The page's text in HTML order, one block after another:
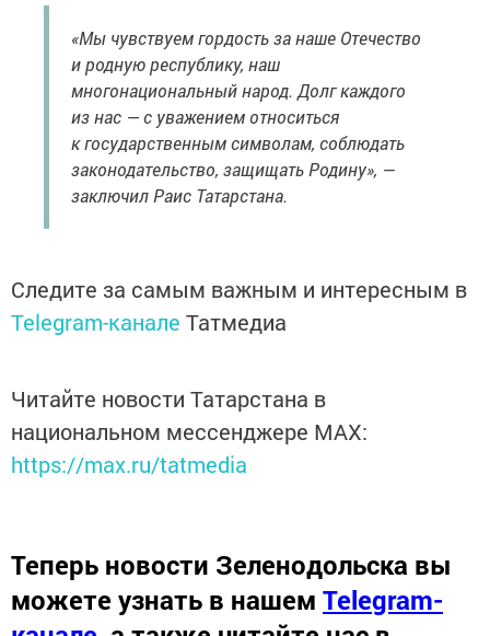
«Мы чувствуем гордость за наше Отечество
и родную республику, наш
многонациональный народ. Долг каждого
из нас — с уважением относиться
к государственным символам, соблюдать
законодательство, защищать Родину», —
заключил Раис Татарстана.
Следите за самым важным и интересным в
Telegram-канале Татмедиа
Читайте новости Татарстана в
национальном мессенджере MАХ:
https://max.ru/tatmedia
Теперь новости Зеленодольска вы
можете узнать в нашем Telegram-